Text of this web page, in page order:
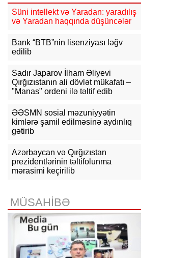
16:31 Bu il dövlət büdcəsinə 11,5
mlrd. manata yaxın vergi daxil olub
16:04
Tramp zəng etdi - Pentaqonda
təcili iclas təyin olundu
15:53 Ceyhun Bayramov: Rusiya və
Ukrayna arasındakı hərbi
əməliyyatlar ən qısa zamanda
15:41 İranda “Mossad”la əlaqəli 20-
dən çox şəxsin saxlanıldığı bildirilir
15:26 Kiyevdə Azərbaycan və
Ukrayna xarici işlər nazirlərinin
görüşü olub
Azərbaycan Xalq Cümhuriyyətinin
diplomatik irsinə aid arxiv sənədləri
ilə tanış olub
Süni intellekt və Yaradan: yaradılış
və Yaradan haqqında düşüncələr
Bank “BTB”nin lisenziyası ləğv
edilib
Sadır Japarov İlham Əliyevi
Qırğızıstanın ali dövlət mükafatı –
"Manas" ordeni ilə təltif edib
ƏƏSMN sosial məzuniyyətin
kimlərə şamil edilməsinə aydınlıq
gətirib
Azərbaycan və Qırğızıstan
prezidentlərinin təltifolunma
mərasimi keçirilib
MÜSAHİBƏ